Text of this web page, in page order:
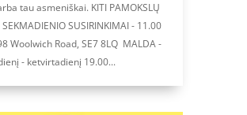
tau asmeniškai. KITI PAMOKSLŲ
SEKMADIENIO SUSIRINKIMAI - 11.00
Woolwich Road, SE7 8LQ MALDA -
- ketvirtadienį 19.00...